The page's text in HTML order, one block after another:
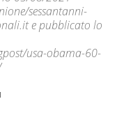
sessantanni-
e pubblicato lo
usa-obama-60-